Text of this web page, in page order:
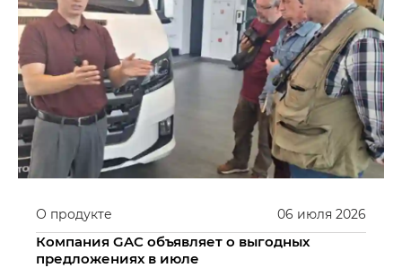
06 июля 2026
О продукте
Компания GAC объявляет о выгодных
предложениях в июле